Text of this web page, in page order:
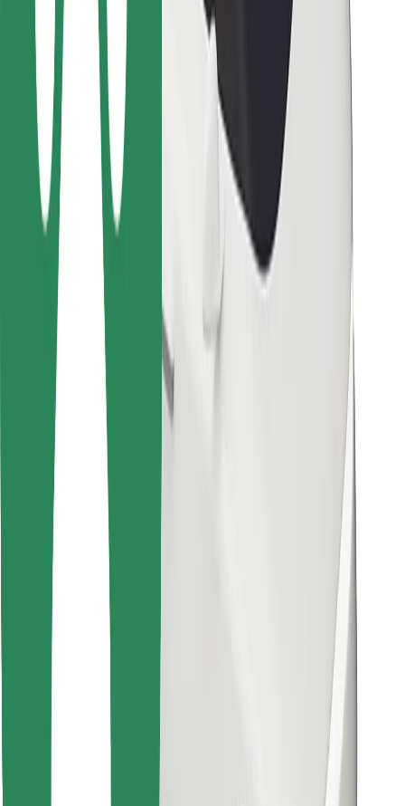
Para estafetas
Bolt Food
Para gestores de frota
Para restaurantes
Bolt for Business
Outros
Fornecedores
Segurança
Uma viagem em poucos minutos!
Instalar app da Bolt
Encontra o teu prato favorito!
Instalar app da Bolt Food